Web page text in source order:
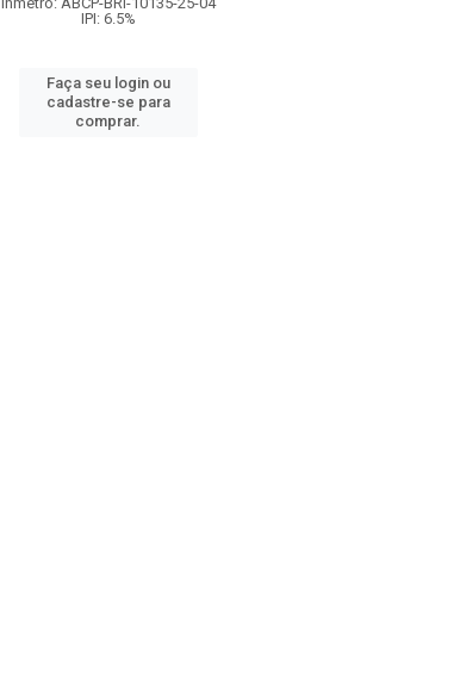
IPI: 6.5%
Faça seu login ou
cadastre-se para
comprar.